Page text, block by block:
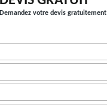
Demandez votre devis gratuitement